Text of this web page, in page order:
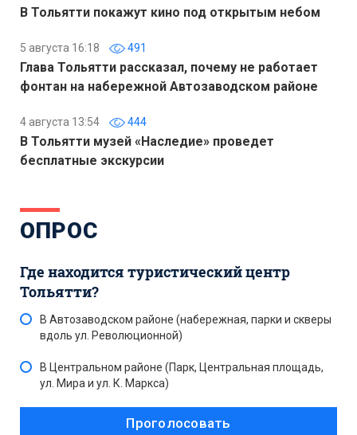
В Тольятти покажут кино под открытым небом
5 августа 16:18 491
Глава Тольятти рассказал, почему не работает
фонтан на набережной Автозаводском районе
4 августа 13:54 444
В Тольятти музей «Наследие» проведет
бесплатные экскурсии
ОПРОС
Где находится туристический центр
Тольятти?
В Автозаводском районе (набережная, парки и скверы
вдоль ул. Революционной)
В Центральном районе (Парк, Центральная площадь,
ул. Мира и ул. К. Маркса)